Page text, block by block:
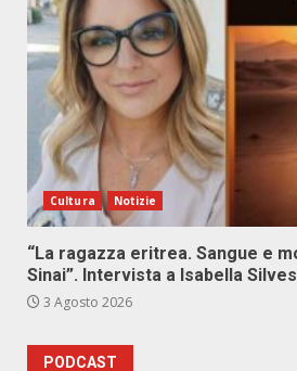
Cultura Notizie
“La ragazza eritrea. Sangue e
Sinai”. Intervista a Isabella
3 Agosto 2026
PODCAST